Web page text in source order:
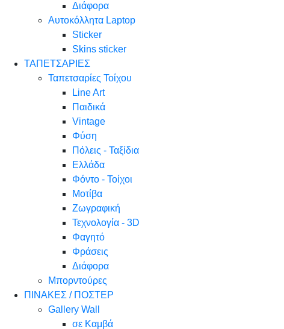
Διάφορα
Αυτοκόλλητα Laptop
Sticker
Skins sticker
ΤΑΠΕΤΣΑΡΙΕΣ
Ταπετσαρίες Τοίχου
Line Art
Παιδικά
Vintage
Φύση
Πόλεις - Ταξίδια
Ελλάδα
Φόντο - Τοίχοι
Μοτίβα
Ζωγραφική
Τεχνολογία - 3D
Φαγητό
Φράσεις
Διάφορα
Μπορντούρες
ΠΙΝΑΚΕΣ / ΠΟΣΤΕΡ
Gallery Wall
σε Καμβά